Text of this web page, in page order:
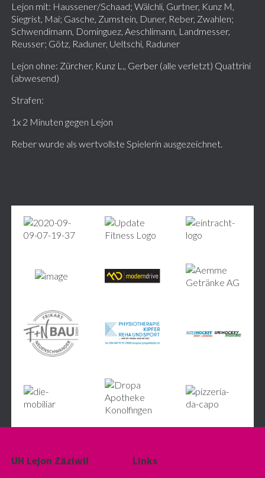
Lejon mit: Haussener/Schaad; Wälchli, Gurtner, Kunz M,
Siegrist, Mai; Gasche, Zumstein, Duner, Reber, Zwahlen;
Schwendimann, Dominguez, Aeschlimann, Landmesser,
Reusser; Götz, Raduner, Ueltschi, Raduner
Lejon ohne: Zürcher, Kunz L., Gerber (alle verletzt) Quattrini
(abwesend)
Strafen:
1x 2 Minuten gegen Lejon
Reber wurde als wertvollste Spielerin ausgezeichnet.
UH Lejon Zäziwil Links